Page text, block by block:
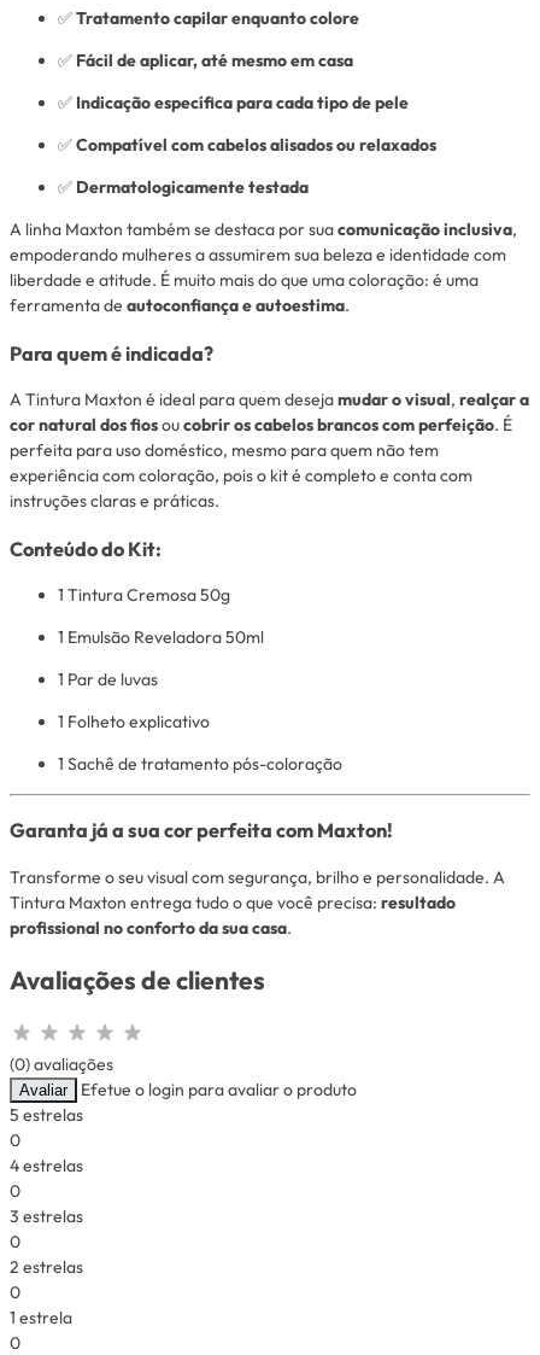
✅Tratamento capilar enquanto colore
✅ Fácil de aplicar, até mesmo em casa
✅ Indicação específica para cada tipo de pele
✅Compatível com cabelos alisados ou relaxados
✅ Dermatologicamente testada
A linha Maxton também se destaca por suacomunicação inclusiva,
empoderando mulheres a assumirem sua beleza e identidade com
liberdade e atitude. É muito mais do que uma coloração: é uma
ferramenta de autoconfiança e autoestima.
Para quem é indicada?
A Tintura Maxton é ideal para quem desejamudar o visual, realçar a
cor natural dos fiosoucobrir os cabelos brancos com perfeição. É
perfeita para uso doméstico, mesmo para quem não tem
experiência com coloração, pois o kit é completo e conta com
instruções claras e práticas.
Conteúdo do Kit:
1 Tintura Cremosa 50g
1 Emulsão Reveladora 50ml
1 Par de luvas
1 Folheto explicativo
1 Sachê de tratamento pós-coloração
Garanta já a sua cor perfeita com Maxton!
Transforme o seu visual com segurança, brilho e personalidade. A
Tintura Maxton entrega tudo o que você precisa: resultado
profissional no conforto da sua casa.
Avaliações de clientes
(0) avaliações
Avaliar
Efetue o login para avaliar o produto
5 estrelas
0
4 estrelas
0
3 estrelas
0
2 estrelas
0
1 estrela
0